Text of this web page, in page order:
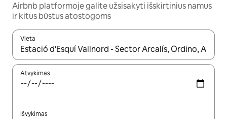
Airbnb platformoje galite užsisakyti išskirtinius namus
ir kitus būstus atostogoms
Vieta
Kai pasirodys paieškos rezultatai, juos naršyti galite
Atvykimas
Išvykimas